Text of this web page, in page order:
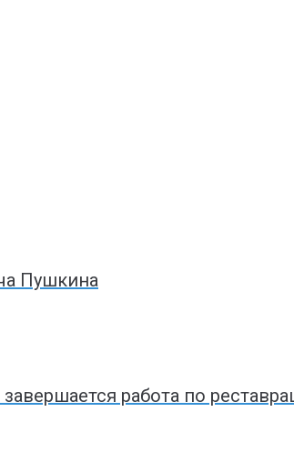
Пушкина
работа по